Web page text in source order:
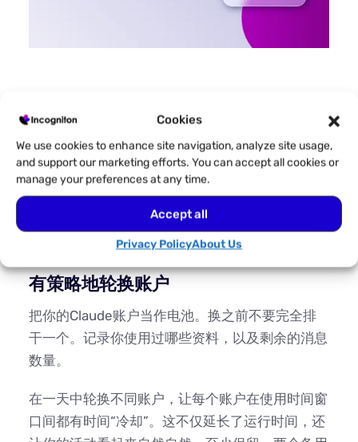
Cookies
We use cookies to enhance site navigation, analyze site usage,
and support our marketing efforts. You can accept all cookies or
manage your preferences at any time.
Accept all
Privacy PolicyAbout Us
单，但要在数周甚至数月内保持一致性，需要策
略。目标是创建一个可持续的工作流程，既能保持
高效，又不会违反Anthropic的条款或触发自动标
记。以下建议将帮助您在连续性、安全性和效率之
有策略地轮换账户
把你的Claude账户当作电池。换之前不要完全排
干一个。记录你使用过哪些资料，以及剩余的消息
数量。
在一天中轮换不同账户，让每个账户在使用时间窗
口间都有时间“冷却”。这不仅延长了运行时间，还